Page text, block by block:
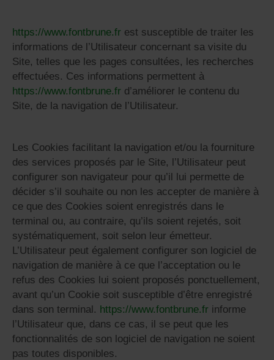
https://www.fontbrune.fr est susceptible de traiter les
informations de l’Utilisateur concernant sa visite du
Site, telles que les pages consultées, les recherches
effectuées. Ces informations permettent à
https://www.fontbrune.fr d’améliorer le contenu du
Site, de la navigation de l’Utilisateur.
Les Cookies facilitant la navigation et/ou la fourniture
des services proposés par le Site, l’Utilisateur peut
configurer son navigateur pour qu’il lui permette de
décider s’il souhaite ou non les accepter de manière à
ce que des Cookies soient enregistrés dans le
terminal ou, au contraire, qu’ils soient rejetés, soit
systématiquement, soit selon leur émetteur.
L’Utilisateur peut également configurer son logiciel de
navigation de manière à ce que l’acceptation ou le
refus des Cookies lui soient proposés ponctuellement,
avant qu’un Cookie soit susceptible d’être enregistré
dans son terminal. https://www.fontbrune.fr informe
l’Utilisateur que, dans ce cas, il se peut que les
fonctionnalités de son logiciel de navigation ne soient
pas toutes disponibles.